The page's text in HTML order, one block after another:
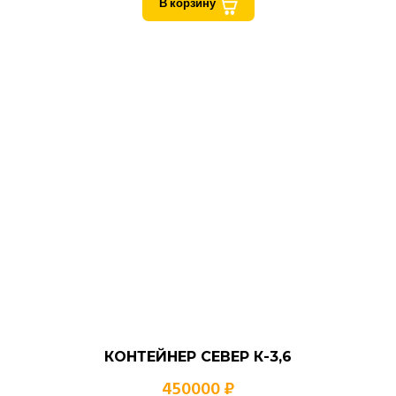
В корзину
КОНТЕЙНЕР СЕВЕР К-3,6
450000 ₽